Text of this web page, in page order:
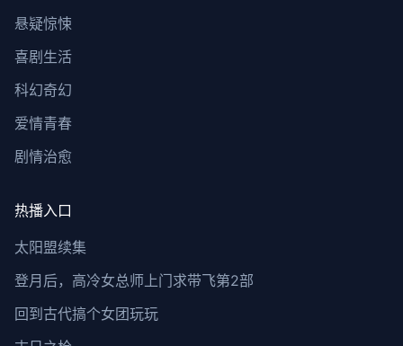
悬疑惊悚
喜剧生活
科幻奇幻
爱情青春
剧情治愈
热播入口
太阳盟续集
登月后，高冷女总师上门求带飞第2部
回到古代搞个女团玩玩